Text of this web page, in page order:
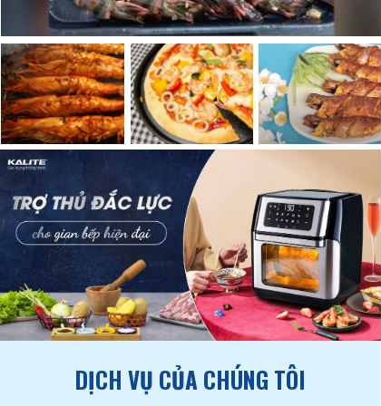
DỊCH VỤ CỦA CHÚNG TÔI